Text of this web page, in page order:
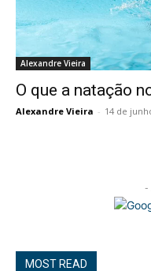
Alexandre Vieira
O que a natação
Alexandre Vieira - 14 de
-
MOST READ